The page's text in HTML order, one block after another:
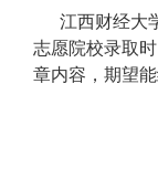
江西财经大
志愿院校录取
章内容，期望